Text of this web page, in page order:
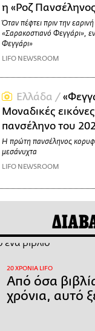
η «Ροζ
Όταν πέφτει πριν την
«Σαρακοστιανό Φεγγάρι»,
Φεγγάρι»
LIFO NEWSROOM
Ελλάδα /
Μοναδικές
πανσέληνο του
Η πρώτη πανσέληνος
μεσάνυχτα
LIFO NEWSROOM
20 ΧΡΟΝΙΑ LIFO
Από όσα
χρόνια, αυτό